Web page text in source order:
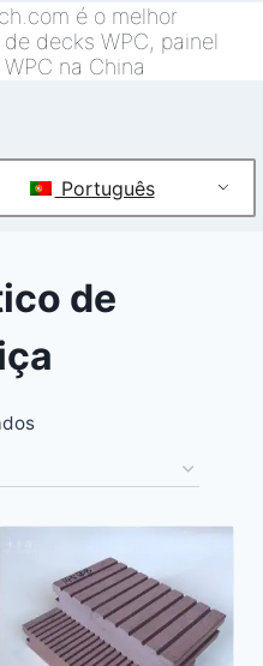
é o melhor
decks WPC, painel
na China
Português
de